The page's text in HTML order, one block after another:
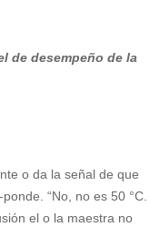
de desempeño de la
o da la señal de que
“No, no es 50 °C.
el o la maestra no